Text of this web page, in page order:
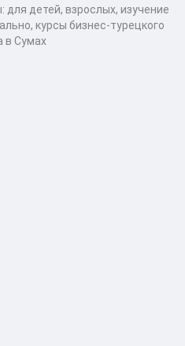
для детей, взрослых, изучение
курсы бизнес-турецкого
в Сумах